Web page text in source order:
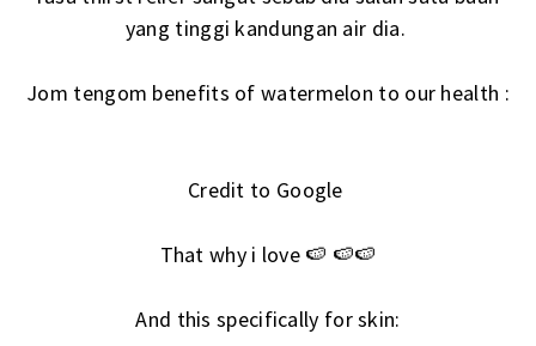
yang tinggi kandungan air dia.
Jom tengom benefits of watermelon to our health :
Credit to Google
That why i love 🍉 🍉🍉
And this specifically for skin: